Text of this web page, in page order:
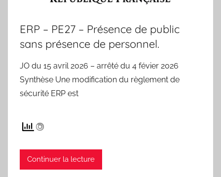
ERP – PE27 – Présence de public
sans présence de personnel.
JO du 15 avril 2026 – arrêté du 4 févier 2026
Synthèse Une modification du règlement de
sécurité ERP est
Continuer la lecture